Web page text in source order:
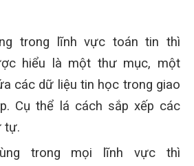
trong lĩnh vực toán tin thì
hiểu là một thư mục, một
các dữ liệu tin học trong giao
Cụ thể lá cách sắp xếp các
tự.
trong mọi lĩnh vực thì